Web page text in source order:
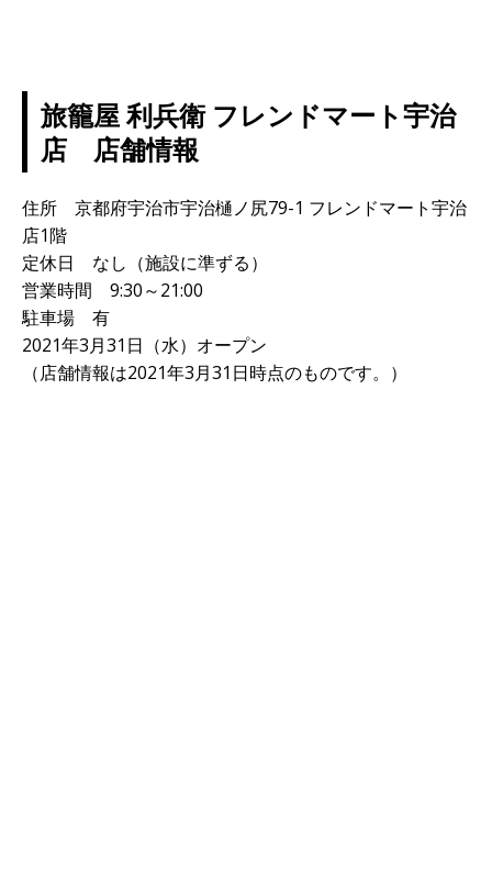
旅籠屋 利兵衛 フレンドマート宇治
店 店舗情報
住所 京都府宇治市宇治樋ノ尻79-1 フレンドマート宇治
店1階
定休日 なし（施設に準ずる）
営業時間 9:30～21:00
駐車場 有
2021年3月31日（水）オープン
（店舗情報は2021年3月31日時点のものです。）